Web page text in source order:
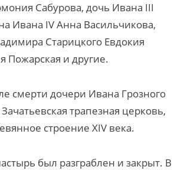
Сабурова, дочь Ивана III
Ивана IV Анна Васильчикова,
Старицкого Евдокия
Пожарская и другие.
смерти дочери Ивана Грозного
трапезная церковь,
строение XIV века.
был разграблен и закрыт. В